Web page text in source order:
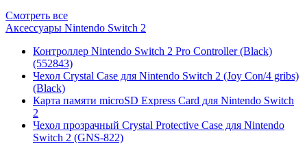
Смотреть все
Аксессуары Nintendo Switch 2
Контроллер Nintendo Switch 2 Pro Controller (Black)
(552843)
Чехол Сrystal Сase для Nintendo Switch 2 (Joy Con/4 gribs)
(Black)
Карта памяти microSD Express Card для Nintendo Switch
2
Чехол прозрачный Crystal Protective Case для Nintendo
Switch 2 (GNS-822)